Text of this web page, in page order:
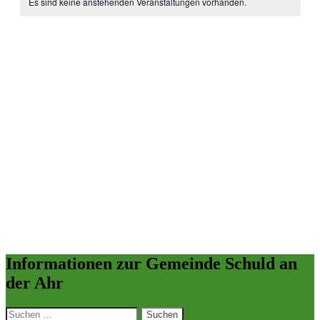
von
Informationen zur Gemeinde Schuld an
der Ahr
Suchen